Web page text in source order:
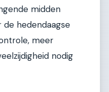
midden
de hedendaagse
meer
nodig